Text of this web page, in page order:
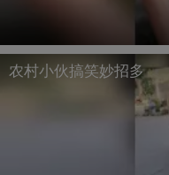
农村小伙搞笑妙招多